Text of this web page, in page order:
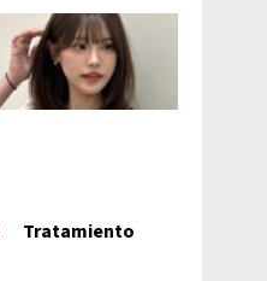
Tratamiento